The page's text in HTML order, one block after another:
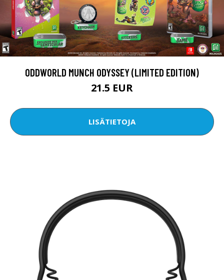
ODDWORLD MUNCH ODYSSEY (LIMITED EDITION)
21.5 EUR
LISÄTIETOJA